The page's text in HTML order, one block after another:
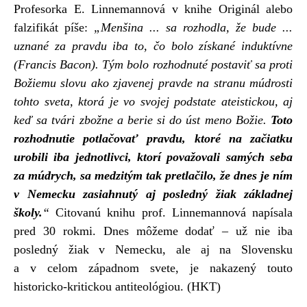
Profesorka E. Linnemannová v knihe Originál alebo
falzifikát píše: „Menšina ... sa rozhodla, že bude ...
uznané za pravdu iba to, čo bolo získané induktívne
(Francis Bacon). Tým bolo rozhodnuté postaviť sa proti
Božiemu slovu ako zjavenej pravde na stranu múdrosti
tohto sveta, ktorá je vo svojej podstate ateistickou, aj
keď sa tvári zbožne a berie si do úst meno Božie. Toto
rozhodnutie potlačovať pravdu, ktoré na začiatku
urobili iba jednotlivci, ktorí považovali samých seba
za múdrych, sa medzitým tak pretlačilo, že dnes je ním
v Nemecku zasiahnutý aj posledný žiak základnej
školy. “ Citovanú knihu prof. Linnemannová napísala
pred 30 rokmi. Dnes môžeme dodať – už nie iba
posledný žiak v Nemecku, ale aj na Slovensku
a v celom západnom svete, je nakazený touto
historicko-kritickou antiteológiou. (HKT)